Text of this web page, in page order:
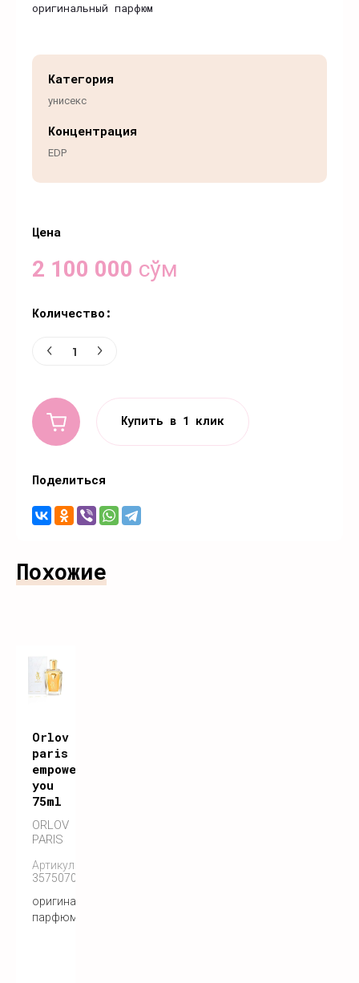
оригинальный парфюм
Цена
2 100 000 сўм
Количество:
Купить в 1 клик
Категория
унисекс
Концентрация
EDP
Поделиться
Похожие
Orlov
paris
empower
you
75ml
ORLOV
PARIS
Артикул:
3575070055146
оригинальный
парфюм